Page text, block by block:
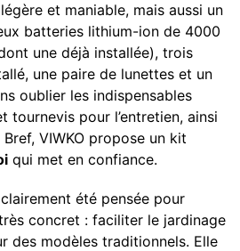
et maniable, mais aussi un
batteries lithium-ion de 4000
une déjà installée), trois
une paire de lunettes et un
oublier les indispensables
tournevis pour l’entretien, ainsi
VIWKO propose un kit
qui met en confiance.
été pensée pour
concret : faciliter le jardinage
des modèles traditionnels. Elle